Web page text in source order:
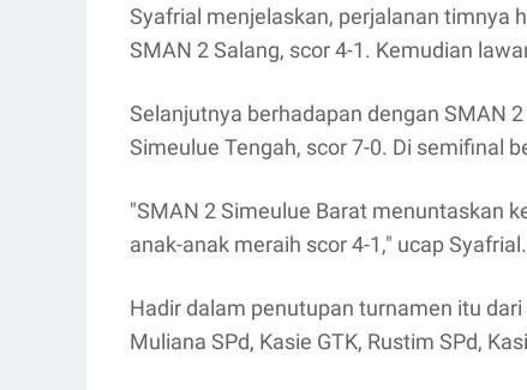
Syafrial menjelaskan, perjalanan timnya
SMAN 2 Salang, scor 4-1. Kemudian
Selanjutnya berhadapan dengan SMAN
Simeulue Tengah, scor 7-0. Di semifinal
"SMAN 2 Simeulue Barat menuntaskan
anak-anak meraih scor 4-1," ucap Syafrial.
Hadir dalam penutupan turnamen itu
Muliana SPd, Kasie GTK, Rustim SPd,